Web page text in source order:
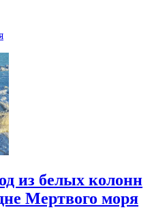
из белых колонн
Мертвого моря